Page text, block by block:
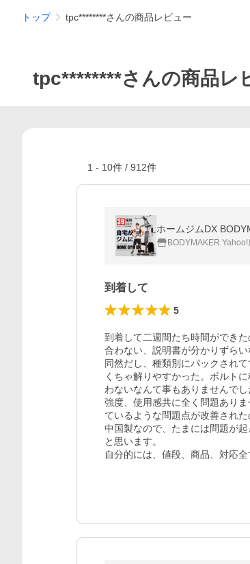
トップ tpc********さんの商品レビュー
tpc********さんの商品レ
1 - 10件 / 912件
ホームジムDX
BODYMAKER Yahoo!
到着して
5
到着して二週間たち時間ができ
合わない、説明書が分かりずら
同然だし、種類別にパックされ
くちゃ解りやすかった。ボルト
わないなんて事もありませんでし
強度、使用感共に全く問題あり
ているような問題点が改善され
中国製なので、たまには問題が
と思います。
自分的には、値段、商品、対応全